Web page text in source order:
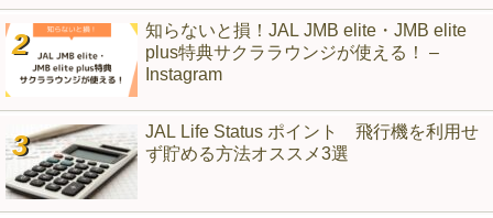
知らないと損！JAL JMB elite・JMB elite
plus特典サクララウンジが使える！ –
Instagram
JAL Life Status ポイント 飛行機を利用せ
ず貯める方法オススメ3選